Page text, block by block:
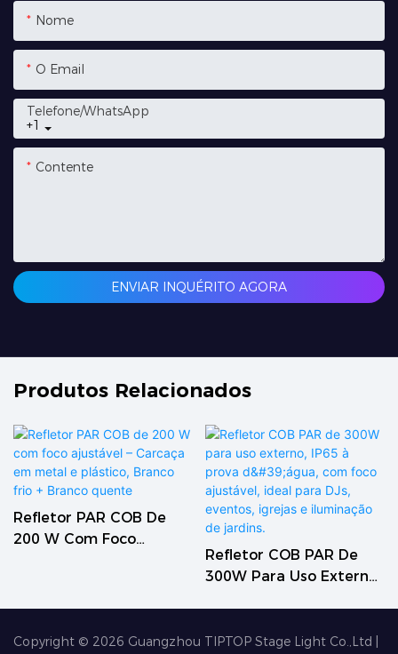
Nome
O Email
+1
Telefone/whatsApp
Contente
ENVIAR INQUÉRITO AGORA
Produtos Relacionados
Refletor PAR COB De
200 W Com Foco
Refletor COB PAR De
300W Para Uso Externo,
Ideal Para DJs, Eventos,
Copyright © 2026 Guangzhou TIPTOP Stage Light Co.,Ltd